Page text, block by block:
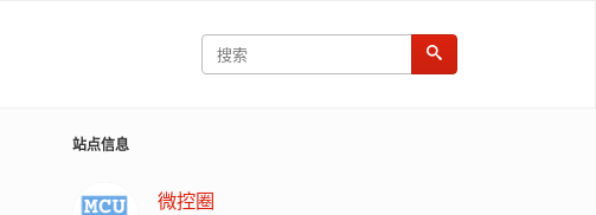
站点信息
微控圈